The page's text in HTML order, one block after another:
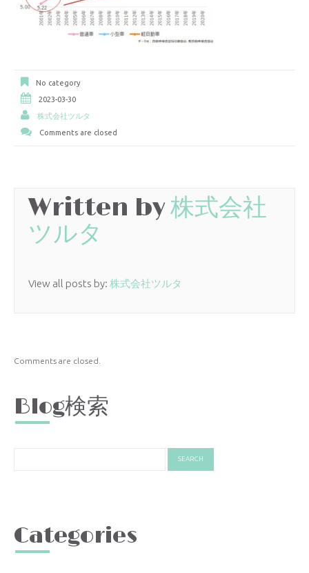
No category
2023-03-30
株式会社ツルタ
Comments are closed
Written by株式会社
ツルタ
View all posts by: 株式会社ツルタ
Comments are closed.
Blog検索
Categories